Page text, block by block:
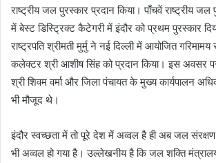
राष्ट्रीय जल पुरस्कार प्रदान किया। पाँचवें राष्ट्रीय
में बेस्ट डिस्ट्रिक्ट कैटेगरी में इंदौर को प्रथम पुरस्कार
राष्ट्रपति श्रीमती मुर्मु ने नई दिल्ली में आयोजित गरिमामय
कलेक्टर श्री आशीष सिंह को प्रदान किया। इस अवसर
श्री शिवम वर्मा और जिला पंचायत के मुख्य कार्यपालन
भी मौजूद थे।
इंदौर स्वच्छता में तो पूरे देश में अव्वल है ही अब जल
भी अव्वल हो गया है। उल्लेखनीय है कि जल शक्ति